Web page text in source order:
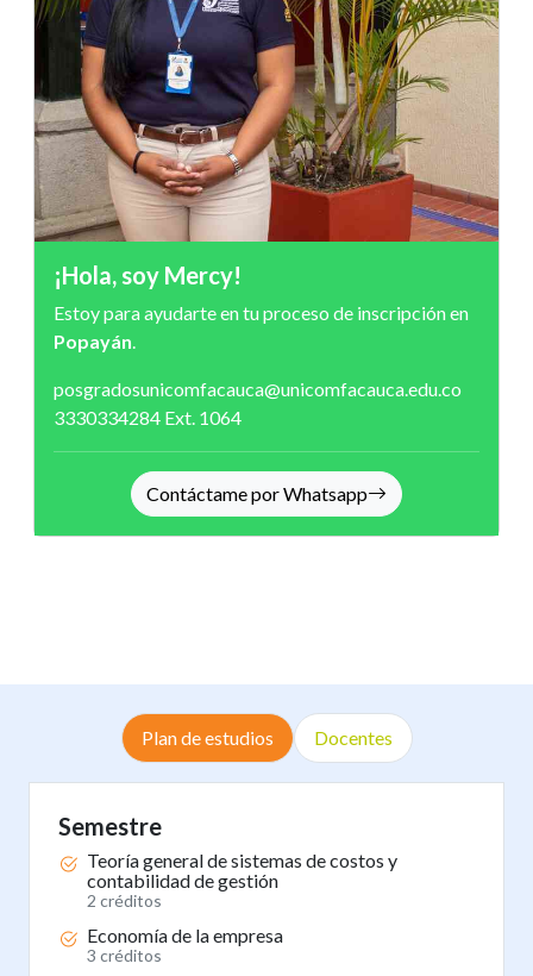
¡Hola, soy Mercy!
Estoy para ayudarte en tu proceso de inscripción en
Popayán.
posgradosunicomfacauca@unicomfacauca.edu.co
3330334284 Ext. 1064
Contáctame por Whatsapp
Plan de estudios Docentes
Semestre
Teoría general de sistemas de costos y
contabilidad de gestión
2 créditos
Economía de la empresa
3 créditos